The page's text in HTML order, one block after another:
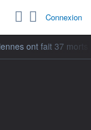
Connexion
ont fait 37 morts